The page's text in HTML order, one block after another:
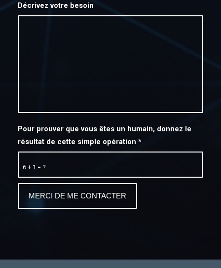
Décrivez votre besoin
6 + 1 = ?
Pour prouver que vous êtes un humain, donnez le
résultat de cette simple opération *